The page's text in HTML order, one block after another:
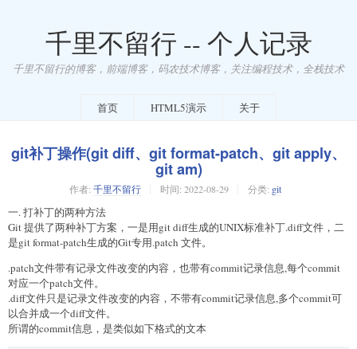
千里不留行 -- 个人记录
千里不留行的博客，前端博客，码农技术博客，关注编程技术，全栈技术
首页 HTML5演示 关于
git补丁操作(git diff、git format-patch、git apply、
git am)
作者: 千里不留行 时间: 2022-08-29 分类: git
一. 打补丁的两种方法
Git 提供了两种补丁方案，一是用git diff生成的UNIX标准补丁.diff文件，二
是git format-patch生成的Git专用.patch 文件。
.patch文件带有记录文件改变的内容，也带有commit记录信息,每个commit
对应一个patch文件。
.diff文件只是记录文件改变的内容，不带有commit记录信息,多个commit可
以合并成一个diff文件。
所谓的commit信息，是类似如下格式的文本